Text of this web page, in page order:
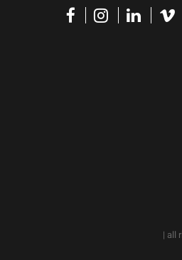
facebookinstagramlinkedinvimeo
|